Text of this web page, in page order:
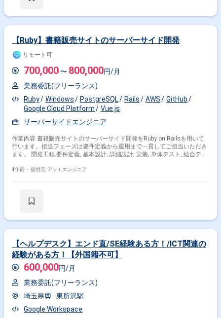
【Ruby】書籍販売サイトのサーバーサイド開発
リモート可
700,000 〜 800,000円/月
業務委託(フリーランス)
Ruby
Windows PostgreSQL Rails AWS
GitHub
Google Cloud Platform
Vue.js
サーバーサイドエンジニア
作業内容 書籍販売サイトのサーバーサイド開発をRuby on Railsを用いて
行います。担当フェーズは要件定義から運用まで一貫してご担当いただき
ます。 開発工程 要件定義, 基本設計, 詳細設計, 実装, 単体テスト, 結合テス
4年前・ 提供元: アットエンジニア
【ヘルプデスク】エンド直/SE経験ある方！/ICT関連の
経験がある方！【外国籍不可】
600,000円/月
業務委託(フリーランス)
埼玉県
東所沢駅
Google Workspace